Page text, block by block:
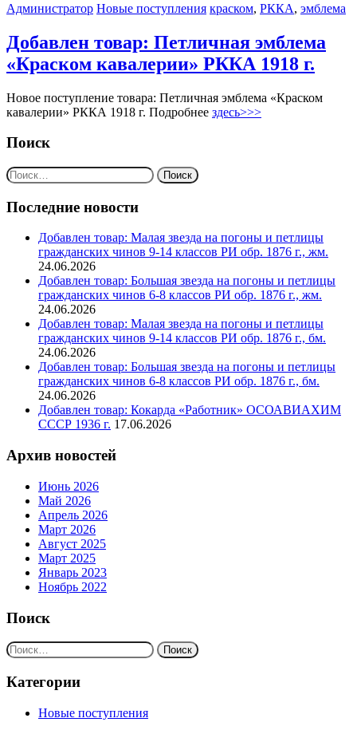
Администратор Новые поступления краском, РККА, эмблема
Добавлен товар: Петличная эмблема
«Краском кавалерии» РККА 1918 г.
Новое поступление товара: Петличная эмблема «Краском
кавалерии» РККА 1918 г. Подробнее здесь>>>
Поиск
Найти:
Последние новости
Добавлен товар: Малая звезда на погоны и петлицы
гражданских чинов 9-14 классов РИ обр. 1876 г., жм.
24.06.2026
Добавлен товар: Большая звезда на погоны и петлицы
гражданских чинов 6-8 классов РИ обр. 1876 г., жм.
24.06.2026
Добавлен товар: Малая звезда на погоны и петлицы
гражданских чинов 9-14 классов РИ обр. 1876 г., бм.
24.06.2026
Добавлен товар: Большая звезда на погоны и петлицы
гражданских чинов 6-8 классов РИ обр. 1876 г., бм.
24.06.2026
Добавлен товар: Кокарда «Работник» ОСОАВИАХИМ
СССР 1936 г. 17.06.2026
Архив новостей
Июнь 2026
Май 2026
Апрель 2026
Март 2026
Август 2025
Март 2025
Январь 2023
Ноябрь 2022
Поиск
Найти:
Категории
Новые поступления